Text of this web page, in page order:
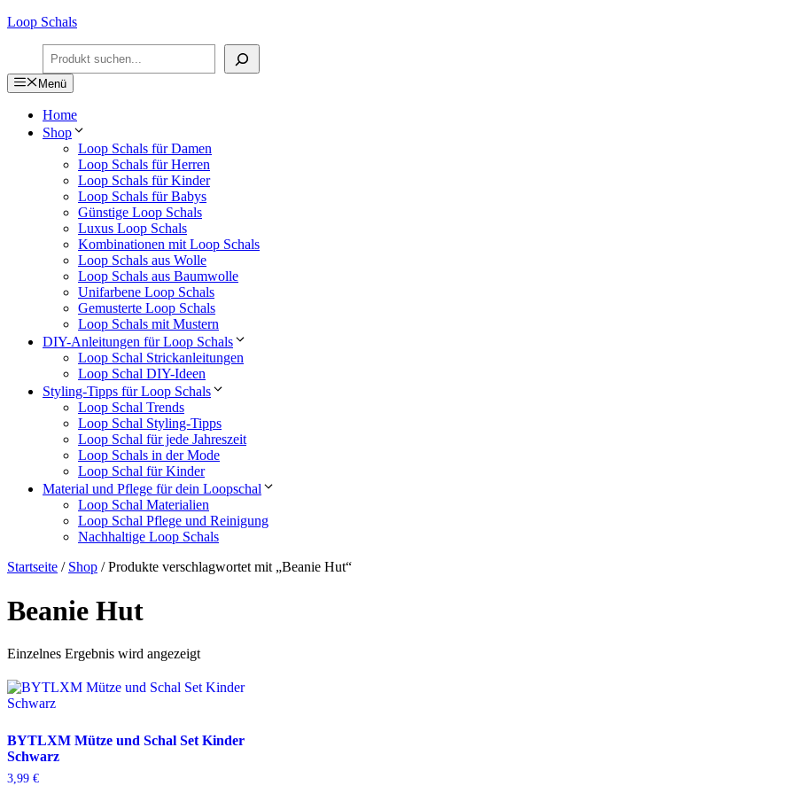
Zum
springen
Loop Schals
Suchen
Menü
Home
Shop
Loop Schals für Damen
Loop Schals für Herren
Loop Schals für Kinder
Loop Schals für Babys
Günstige Loop Schals
Luxus Loop Schals
Kombinationen mit Loop Schals
Loop Schals aus Wolle
Loop Schals aus Baumwolle
Unifarbene Loop Schals
Gemusterte Loop Schals
Loop Schals mit Mustern
DIY-Anleitungen für Loop Schals
Loop Schal Strickanleitungen
Loop Schal DIY-Ideen
Styling-Tipps für Loop Schals
Loop Schal Trends
Loop Schal Styling-Tipps
Loop Schal für jede Jahreszeit
Loop Schals in der Mode
Loop Schal für Kinder
Material und Pflege für dein Loopschal
Loop Schal Materialien
Loop Schal Pflege und Reinigung
Nachhaltige Loop Schals
Startseite / Shop / Produkte verschlagwortet mit „Beanie Hut“
Beanie Hut
Einzelnes Ergebnis wird angezeigt
BYTLXM Mütze und Schal Set Kinder
Schwarz
3,99 €